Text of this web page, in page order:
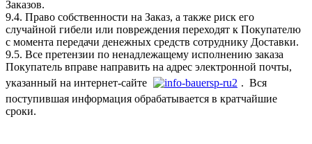
Заказов.
9.4. Право собственности на Заказ, а также риск его
случайной гибели или повреждения переходят к Покупателю
с момента передачи денежных средств сотруднику Доставки.
9.5. Все претензии по ненадлежащему исполнению заказа
Покупатель вправе направить на адрес электронной почты,
указанный на интернет-сайте
. Вся
поступившая информация обрабатывается в кратчайшие
сроки.